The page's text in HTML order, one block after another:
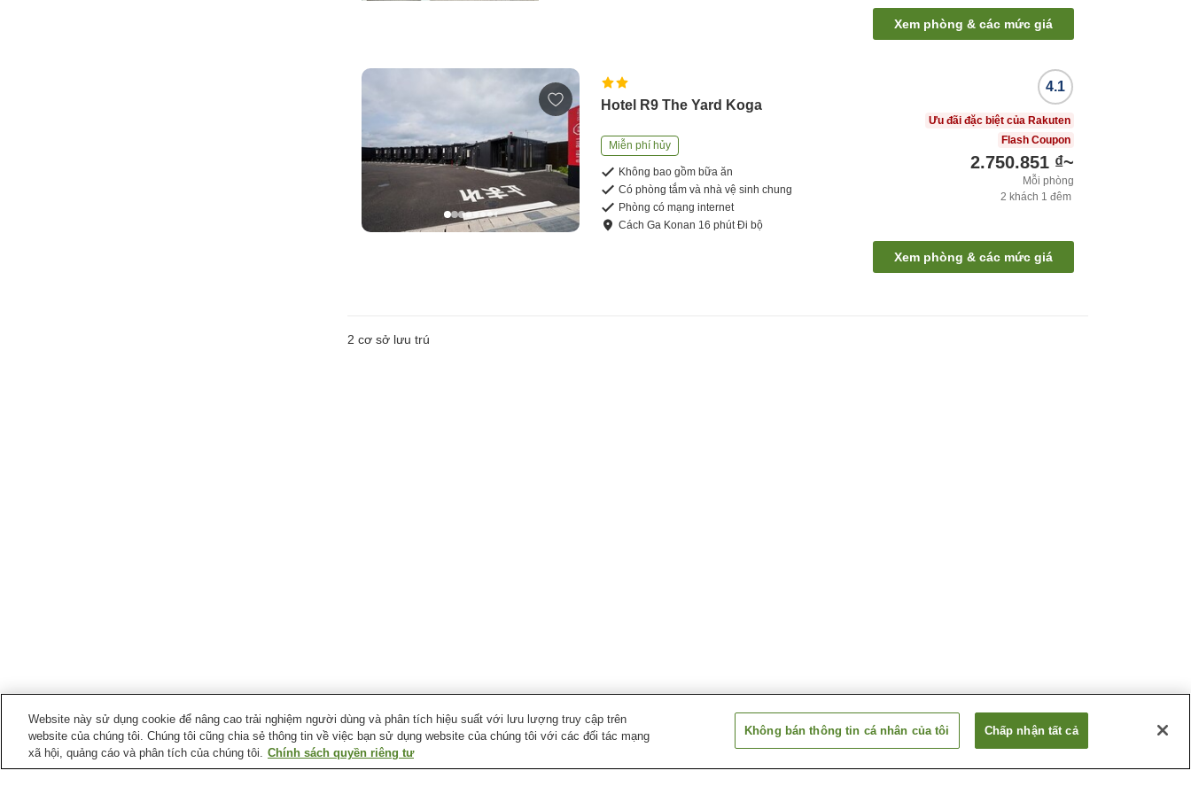
Xem phòng & các mức giá
Hotel R9 The Yard Koga
Miễn phí hủy
Không bao gồm bữa ăn
Có phòng tắm và nhà vệ sinh chung
Phòng có mạng internet
CáchGa Konan 16 phútĐi bộ
4.1
Ưu đãi đặc biệt của Rakuten
Flash Coupon
2.750.851 ₫~
Mỗi phòng
2 khách 1 đêm
Xem phòng & các mức giá
2 cơ sở lưu trú
Ga xe lửa tại Thành phố Koka
Website này sử dụng cookie để nâng cao trải nghiệm người dùng và phân tích hiệu suất với lưu lượng truy cập trên
website của chúng tôi. Chúng tôi cũng chia sẻ thông tin về việc bạn sử dụng website của chúng tôi với các đối tác mạng
xã hội, quảng cáo và phân tích của chúng tôi. Chính sách quyền riêng tư
Không bán thông tin cá nhân của tôi Chấp nhận tất cả